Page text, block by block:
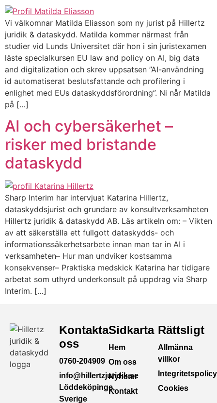
Vi välkomnar Matilda Eliasson som ny jurist på Hillertz
juridik & dataskydd. Matilda kommer närmast från
studier vid Lunds Universitet där hon i sin juristexamen
läste specialkursen EU law and policy on AI, big data
and digitalization och skrev uppsatsen ”AI-användning
id automatiserat beslutsfattande och profilering i
enlighet med EUs dataskyddsförordning”. Ni når Matilda
på […]
AI och cybersäkerhet –
risker med bristande
dataskydd
Sharp Interim har intervjuat Katarina Hillertz,
dataskyddsjurist och grundare av konsultverksamheten
Hillertz juridik & dataskydd AB. Läs artikeln om: – Vikten
av att säkerställa ett fullgott dataskydds- och
informationssäkerhetsarbete innan man tar in AI i
verksamheten– Hur man undviker kostsamma
konsekvenser– Praktiska medskick Katarina har tidigare
arbetat som uthyrd underkonsult på uppdrag via Sharp
Interim. […]
Kontakta
oss
0760-204909
info@hillertzjuridik.se
Löddeköpinge,
Sverige
Sidkarta
Hem
Om oss
Nyheter
Kontakt
Rättsligt
Allmänna
villkor
Integritetspolicy
Cookies